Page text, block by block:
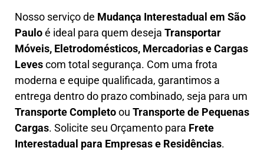
Nosso serviço de Mudança Interestadual em São
Pauloé ideal para quem deseja Transportar
Móveis, Eletrodomésticos, Mercadorias e Cargas
Levescom total segurança. Com uma frota
moderna e equipe qualificada, garantimos a
entrega dentro do prazo combinado, seja para um
Transporte Completoou Transporte de Pequenas
Cargas. Solicite seu Orçamento para Frete
Interestadual para Empresas e Residências.